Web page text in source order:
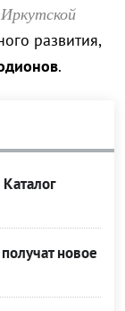
развития,
.
новое